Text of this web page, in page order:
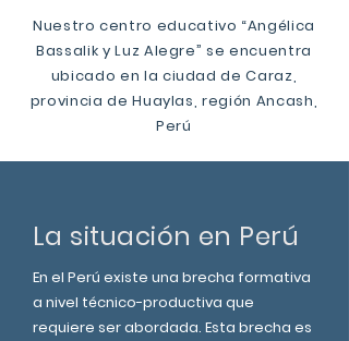
Nuestro centro educativo “Angélica
Bassalik y Luz Alegre” se encuentra
ubicado en la ciudad de Caraz,
provincia de Huaylas, región Ancash,
Perú
La situación en Perú
En el Perú existe una brecha formativa
a nivel técnico-productiva que
requiere ser abordada. Esta brecha es